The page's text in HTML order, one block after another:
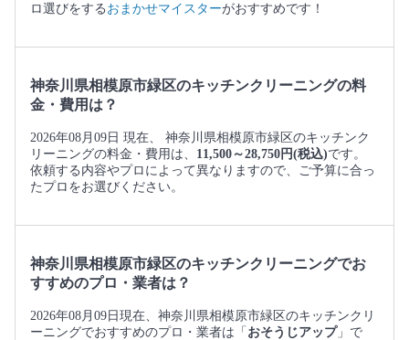
ロ選びをする おまかせマイスターがおすすめです！
神奈川県相模原市緑区のキッチンクリーニングの料
金・費用は？
2026年08月09日 現在、 神奈川県相模原市緑区のキッチンク
リーニングの料金・費用は、 11,500～28,750円(税込)です。
依頼する内容やプロによって異なりますので、ご予算に合っ
たプロをお選びください。
神奈川県相模原市緑区のキッチンクリーニングでお
すすめのプロ・業者は？
2026年08月09日現在、神奈川県相模原市緑区のキッチンクリ
ーニングでおすすめのプロ・業者は「 おそうじアップ」で